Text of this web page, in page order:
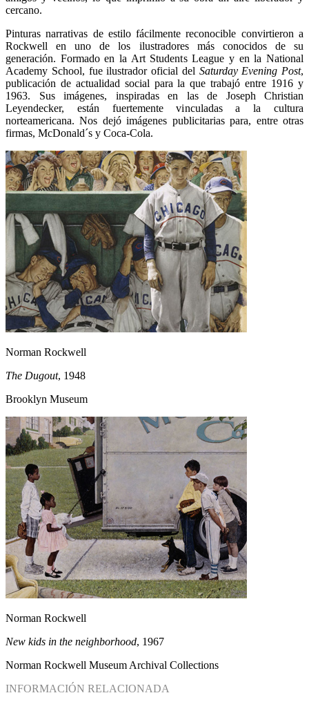
cercano.
Pinturas narrativas de estilo fácilmente reconocible convirtieron a
Rockwell en uno de los ilustradores más conocidos de su
generación. Formado en la Art Students League y en la National
Academy School, fue ilustrador oficial del Saturday Evening Post,
publicación de actualidad social para la que trabajó entre 1916 y
1963. Sus imágenes, inspiradas en las de Joseph Christian
Leyendecker, están fuertemente vinculadas a la cultura
norteamericana. Nos dejó imágenes publicitarias para, entre otras
firmas, McDonald´s y Coca-Cola.
Norman Rockwell
The Dugout, 1948
Brooklyn Museum
Norman Rockwell
New kids in the neighborhood, 1967
Norman Rockwell Museum Archival Collections
INFORMACIÓN RELACIONADA